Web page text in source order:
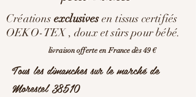
livraison offerte en France dès 49 €
Tous les dimanches sur le marché de
Morestel 38510
Créations exclusivesen tissus certifiés
OEKO-TEX , doux et sûrs pour bébé.